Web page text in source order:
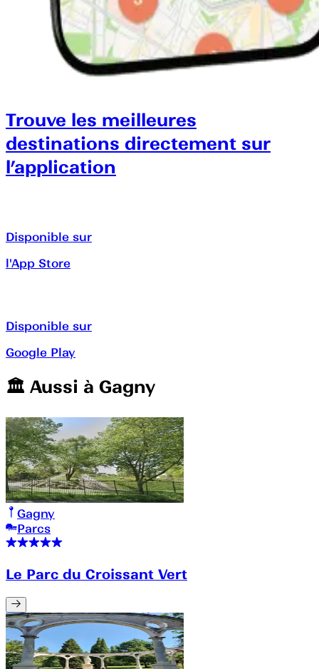
Trouve les meilleures
destinations directement sur
l’application
Disponible sur
l'App Store
Disponible sur
Google Play
🏛️️ Aussi à Gagny
Gagny
Parcs
Le Parc du Croissant Vert